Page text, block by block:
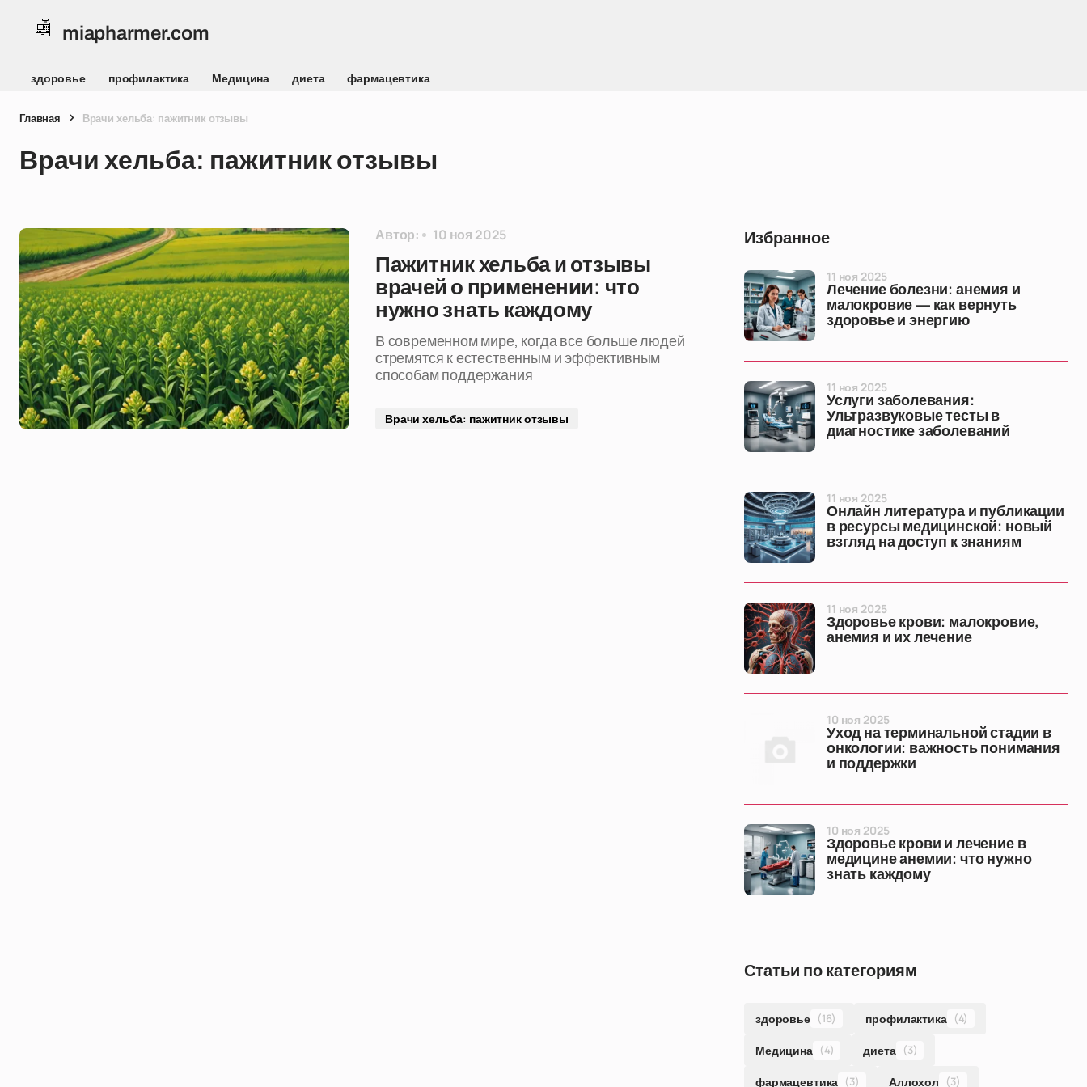
miapharmer.com
здоровье профилактика Медицина диета фармацевтика
Главная Врачи хельба: пажитник отзывы
Врачи хельба: пажитник отзывы
Автор: 10 ноя 2025
Пажитник хельба и отзывы
врачей о применении: что
нужно знать каждому
В современном мире, когда все больше людей
стремятся к естественным и эффективным
способам поддержания
Врачи хельба: пажитник отзывы
Избранное
Лечение болезни: анемия и
малокровие — как вернуть
здоровье и энергию
11 ноя 2025
Услуги заболевания:
Ультразвуковые тесты в
диагностике заболеваний
11 ноя 2025
Онлайн литература и публикации
в ресурсы медицинской: новый
взгляд на доступ к знаниям
11 ноя 2025
Здоровье крови: малокровие,
анемия и их лечение
11 ноя 2025
Уход на терминальной стадии в
онкологии: важность понимания
и поддержки
10 ноя 2025
Здоровье крови и лечение в
медицине анемии: что нужно
знать каждому
10 ноя 2025
Статьи по категориям
здоровье (16) профилактика (4)
Медицина (4) диета (3)
фармацевтика (3) Аллохол (3)